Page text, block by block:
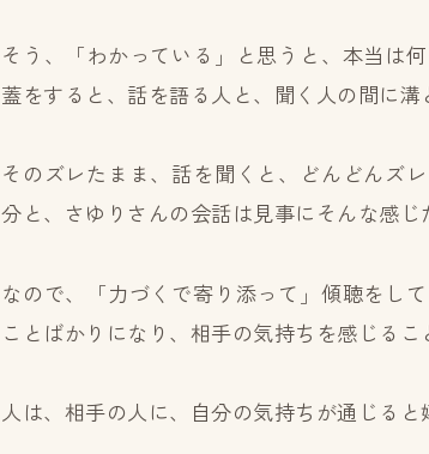
そう、「わかっている」と思うと、本当は
蓋をすると、話を語る人と、聞く人の間に溝
そのズレたまま、話を聞くと、どんどんズ
分と、さゆりさんの会話は見事にそんな感じ
なので、「力づくで寄り添って」傾聴をし
ことばかりになり、相手の気持ちを感じるこ
人は、相手の人に、自分の気持ちが通じると